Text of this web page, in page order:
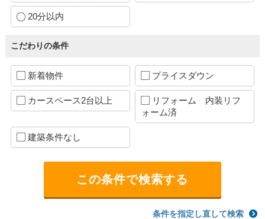
20分以内
こだわりの条件
新着物件 プライスダウン
カースペース2台以上
リフォーム 内装リフ
ォーム済
建築条件なし
条件を指定し直して検索